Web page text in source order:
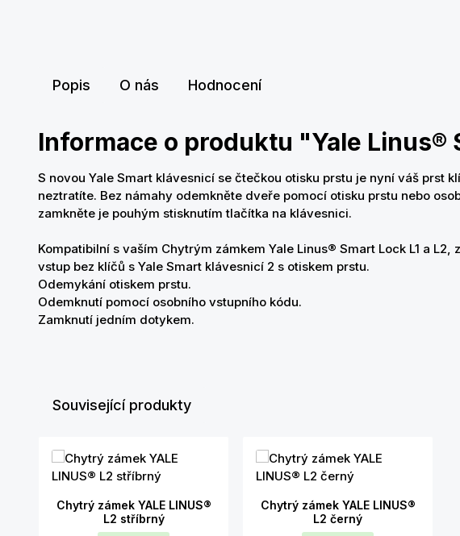
Popis O nás Hodnocení
Informace o produktu "Yale
S novou Yale Smart klávesnicí se čtečkou otisku prstu je nyní váš prst
neztratíte. Bez námahy odemkněte dveře pomocí otisku prstu nebo
zamkněte je pouhým stisknutím tlačítka na klávesnici.
Kompatibilní s vaším Chytrým zámkem Yale Linus® Smart Lock L1 a L2,
vstup bez klíčů s Yale Smart klávesnicí 2 s otiskem prstu.
Odemykání otiskem prstu.
Odemknutí pomocí osobního vstupního kódu.
Zamknutí jedním dotykem.
Související produkty
Chytrý zámek YALE LINUS®
L2 stříbrný
Chytrý zámek YALE LINUS®
L2 černý